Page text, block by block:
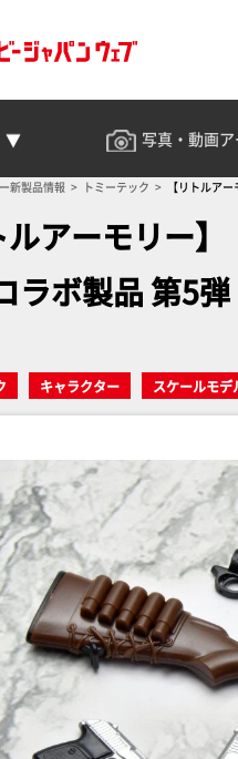
写真・動画ア
新製品情報 トミーテック 【リトルア
ルアーモリー
ラボ製品 第5弾
キャラクター スケールモデ